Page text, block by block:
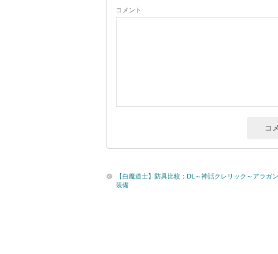
コメント
【白魔道士】防具比較：DL～神話クレリック～アラガン
装備